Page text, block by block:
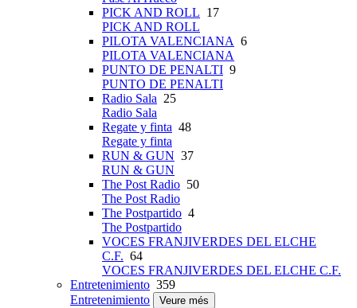
PICK AND ROLL 17
PICK AND ROLL
PILOTA VALENCIANA 6
PILOTA VALENCIANA
PUNTO DE PENALTI 9
PUNTO DE PENALTI
Radio Sala 25
Radio Sala
Regate y finta 48
Regate y finta
RUN & GUN 37
RUN & GUN
The Post Radio 50
The Post Radio
The Postpartido 4
The Postpartido
VOCES FRANJIVERDES DEL ELCHE
C.F. 64
VOCES FRANJIVERDES DEL ELCHE C.F.
Entretenimiento 359
Entretenimiento
Veure més